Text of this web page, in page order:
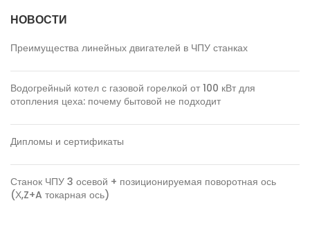
НОВОСТИ
Преимущества линейных двигателей в ЧПУ станках
Водогрейный котел с газовой горелкой от 100 кВт для
отопления цеха: почему бытовой не подходит
Дипломы и сертификаты
Станок ЧПУ 3 осевой + позиционируемая поворотная ось
(Х,Z+A токарная ось)